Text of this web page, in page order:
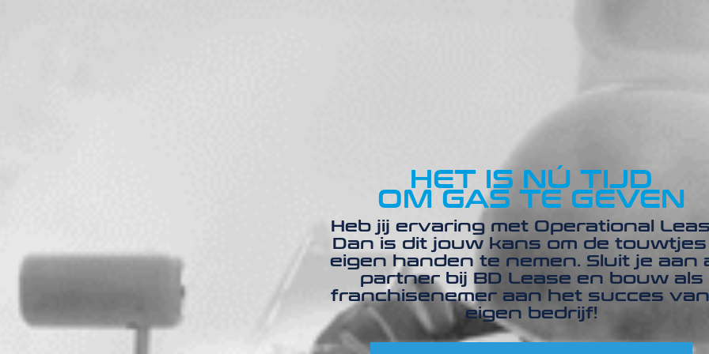
HET IS NÚ TIJD
OM GAS TE GEVEN
Heb jij ervaring met Operational
Dan is dit jouw kans om de
eigen handen te nemen. Sluit je aan
partner bij BD Lease en bouw als
franchisenemer aan het succes
eigen bedrijf!